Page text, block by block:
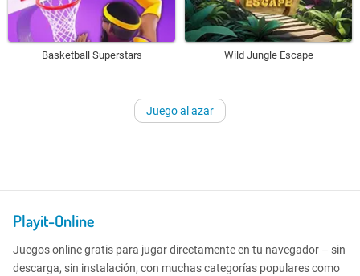
Basketball Superstars Wild Jungle Escape
Juego al azar
Playit-Online
Juegos online gratis para jugar directamente en tu navegador – sin
descarga, sin instalación, con muchas categorías populares como